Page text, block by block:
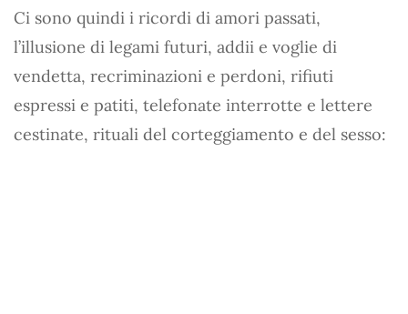
Ci sono quindi i ricordi di amori passati,
l’illusione di legami futuri, addii e voglie di
vendetta, recriminazioni e perdoni, rifiuti
espressi e patiti, telefonate interrotte e lettere
cestinate, rituali del corteggiamento e del sesso: